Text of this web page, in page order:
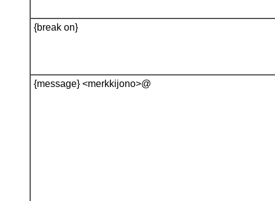
{break on}
{message} <merkkijono>@